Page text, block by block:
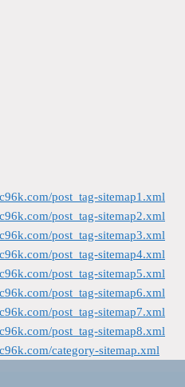
post_tag-sitemap1.xml
post_tag-sitemap2.xml
post_tag-sitemap3.xml
post_tag-sitemap4.xml
post_tag-sitemap5.xml
post_tag-sitemap6.xml
post_tag-sitemap7.xml
post_tag-sitemap8.xml
category-sitemap.xml